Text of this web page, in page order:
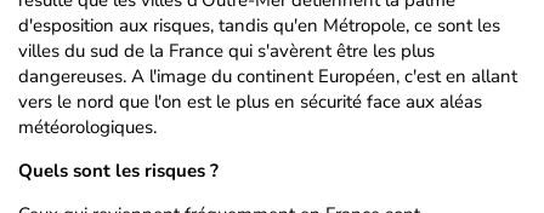
d'esposition aux risques, tandis qu'en Métropole, ce sont les
villes du sud de la France qui s'avèrent être les plus
dangereuses. A l'image du continent Européen, c'est en allant
vers le nord que l'on est le plus en sécurité face aux aléas
météorologiques.
Quels sont les risques ?